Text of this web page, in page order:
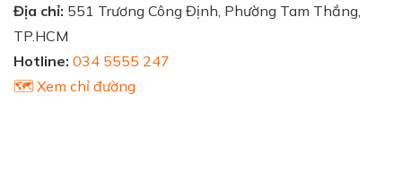
Địa chỉ: 551 Trương Công Định, Phường Tam Thắng,
TP.HCM
Hotline: 034 5555 247
🗺️ Xem chỉ đường